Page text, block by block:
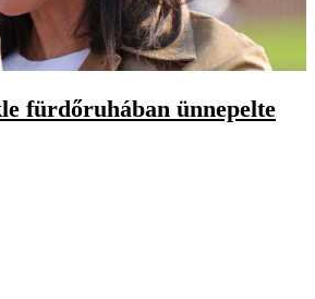
fürdőruhában ünnepelte